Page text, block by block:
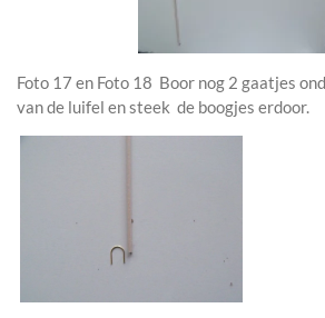
Foto 17 en Foto 18 Boor nog 2 gaatjes
van de luifel en steek de boogjes erdoor.